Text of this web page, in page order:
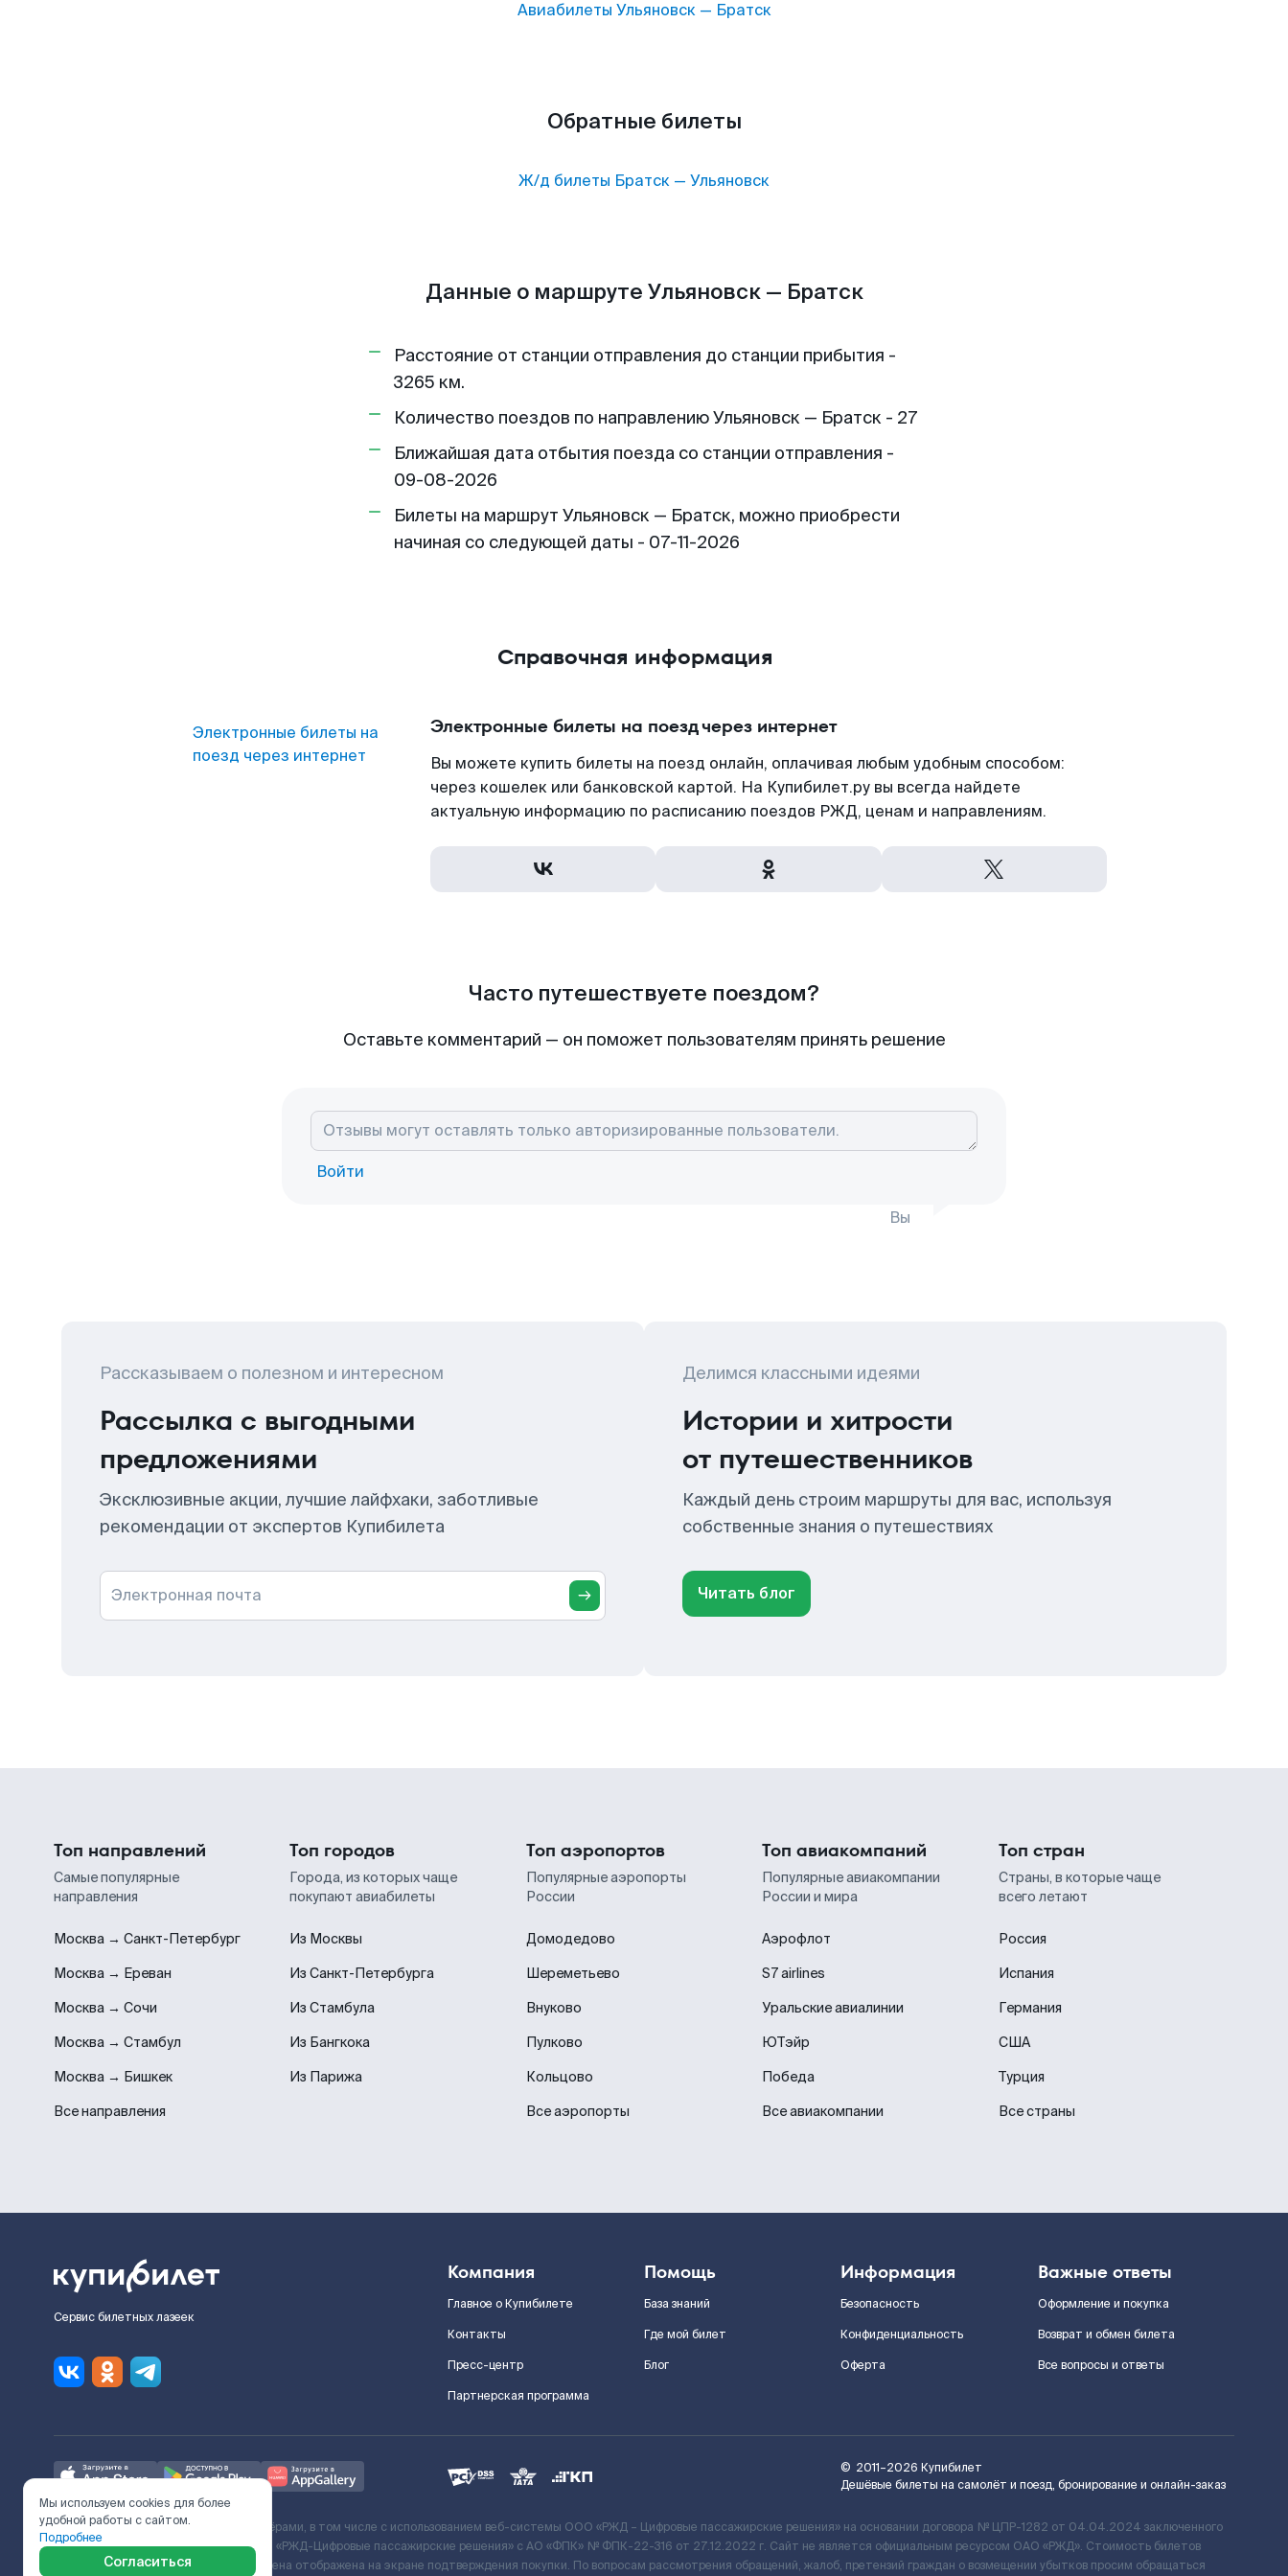
Авиабилеты Ульяновск— Братск
Обратные билеты
Ж/д билеты Братск — Ульяновск
Данные о маршруте Ульяновск — Братск
Расстояние от станции отправления до станции прибытия -
3265 км.
Количество поездов по направлению Ульяновск — Братск - 27
Ближайшая дата отбытия поезда со станции отправления -
09-08-2026
Билеты на маршрут Ульяновск — Братск, можно приобрести
начиная со следующей даты - 07-11-2026
Справочная информация
Электронные билеты на
поезд через интернет
Электронные билеты на поезд через интернет
Вы можете купить билеты на поезд онлайн, оплачивая любым удобным способом:
через кошелек или банковской картой. На Купибилет.ру вы всегда найдете
актуальную информацию по расписанию поездов РЖД, ценам и направлениям.
Часто путешествуете поездом?
Оставьте комментарий — он поможет пользователям принять решение
Войти
Вы
Рассказываем о полезном и интересном
Рассылка с выгодными
предложениями
Эксклюзивные акции, лучшие лайфхаки, заботливые
рекомендации от экспертов Купибилета
Электронная почта
Делимся классными идеями
Истории и хитрости
от путешественников
Каждый день строим маршруты для вас, используя
собственные знания о путешествиях
Читать блог
Топ направлений
Самые популярные
направления
Москва → Санкт-Петербург
Москва → Ереван
Москва → Сочи
Москва → Стамбул
Москва → Бишкек
Все направления
Топ городов
Города, из которых чаще
покупают авиабилеты
Из Москвы
Из Санкт-Петербурга
Из Стамбула
Из Бангкока
Из Парижа
Топ аэропортов
Популярные аэропорты
России
Домодедово
Шереметьево
Внуково
Пулково
Кольцово
Все аэропорты
Топ авиакомпаний
Популярные авиакомпании
России и мира
Аэрофлот
S7 airlines
Уральские авиалинии
ЮТэйр
Победа
Все авиакомпании
Топ стран
Страны, в которые чаще
всего летают
Россия
Испания
Германия
США
Турция
Все страны
Сервис билетных лазеек
Компания
Главное о Купибилете
Контакты
Пресс-центр
Партнерская программа
Помощь
База знаний
Где мой билет
Блог
Информация
Безопасность
Конфиденциальность
Оферта
Важные ответы
Оформление и покупка
Возврат и обмен билета
Все вопросы и ответы
© 2011–2026 Купибилет
Дешёвые билеты на самолёт и поезд, бронирование и онлайн-заказ
Ж/Д билеты предоставляются партнёрами, в том числе с использованием веб-системы ООО «РЖД – Цифровые пассажирские решения» на основании договора № ЦПР-1282 от 04.04.2024 заключенного
с Поставщиком услуг и Договора ООО «РЖД-Цифровые пассажирские решения» c АО «ФПК» № ФПК-22-316 от 27.12.2022 г. Сайт не является официальным ресурсом ОАО «РЖД». Стоимость билетов
включает сервисный сбор. Итоговая цена отображена на экране подтверждения покупки. По вопросам рассмотрения обращений, жалоб, претензий граждан о возмещении убытков просим обращаться
Мы используем cookies для более
удобной работы с сайтом.
Подробнее
Согласиться